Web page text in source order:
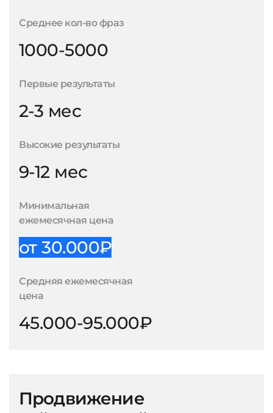
Среднее кол-во фраз
1000-5000
Первые результаты
2-3 мес
Высокие результаты
9-12 мес
Минимальная
ежемесячная цена
от 30.000₽
Средняя ежемесячная
цена
45.000-95.000₽
Продвижение